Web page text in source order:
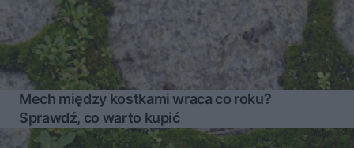
Mech między kostkami wraca co roku?
Sprawdź, co warto kupić